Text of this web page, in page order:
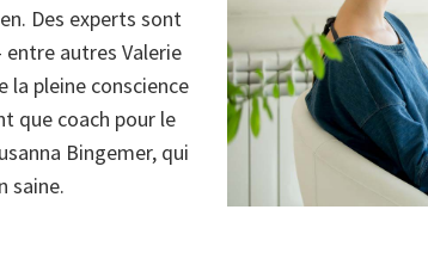
Des experts sont
autres Valerie
la pleine conscience
que coach pour le
Bingemer, qui
saine.